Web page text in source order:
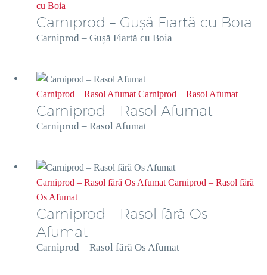
cu Boia
Carniprod – Gușă Fiartă cu Boia
Carniprod – Gușă Fiartă cu Boia
Carniprod – Rasol Afumat Carniprod – Rasol Afumat
Carniprod – Rasol Afumat
Carniprod – Rasol Afumat
Carniprod – Rasol fără Os Afumat Carniprod – Rasol fără
Os Afumat
Carniprod – Rasol fără Os
Afumat
Carniprod – Rasol fără Os Afumat